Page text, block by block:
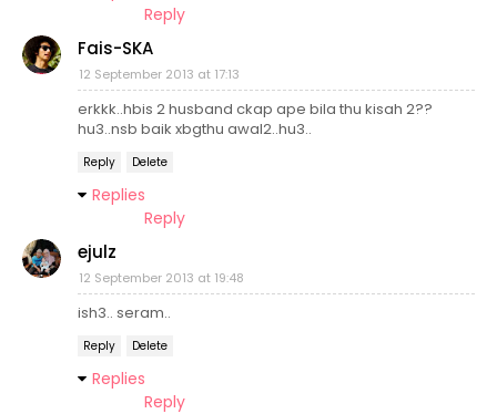
Reply
Fais-SKA
12 September 2013 at 17:13
erkkk..hbis 2 husband ckap ape bila thu kisah 2??
hu3..nsb baik xbgthu awal2..hu3..
Reply Delete
Replies
Reply
ejulz
12 September 2013 at 19:48
ish3.. seram..
Reply Delete
Replies
Reply